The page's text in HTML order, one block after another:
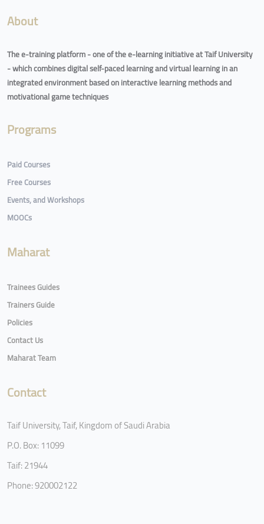
About
The e-training platform - one of the e-learning initiative at Taif University
- which combines digital self-paced learning and virtual learning in an
integrated environment based on interactive learning methods and
motivational game techniques
Programs
Paid Courses
Free Courses
Events, and Workshops
MOOCs
Maharat
Trainees Guides
Trainers Guide
Policies
Contact Us
Maharat Team
Contact
Taif University, Taif, Kingdom of Saudi Arabia
P.O. Box: 11099
Taif: 21944
Phone: 920002122